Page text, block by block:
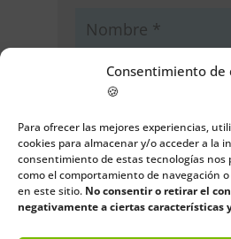
Consentimiento de
🍪
Para ofrecer las mejores experiencias,
cookies para almacenar y/o acceder a la
consentimiento de estas tecnologías nos
como el comportamiento de navegación
en este sitio. No consentir o retirar el
negativamente a ciertas características
Guarda mi nombre,
electrónico y web en este